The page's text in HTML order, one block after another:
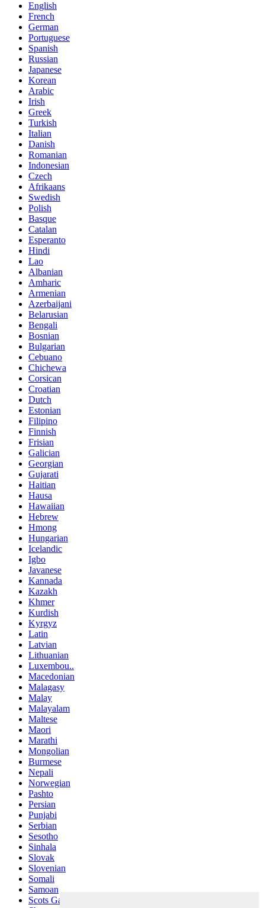
English
French
German
Portuguese
Spanish
Russian
Japanese
Korean
Arabic
Irish
Greek
Turkish
Italian
Danish
Romanian
Indonesian
Czech
Afrikaans
Swedish
Polish
Basque
Catalan
Esperanto
Hindi
Lao
Albanian
Amharic
Armenian
Azerbaijani
Belarusian
Bengali
Bosnian
Bulgarian
Cebuano
Chichewa
Corsican
Croatian
Dutch
Estonian
Filipino
Finnish
Frisian
Galician
Georgian
Gujarati
Haitian
Hausa
Hawaiian
Hebrew
Hmong
Hungarian
Icelandic
Igbo
Javanese
Kannada
Kazakh
Khmer
Kurdish
Kyrgyz
Latin
Latvian
Lithuanian
Luxembou..
Macedonian
Malagasy
Malay
Malayalam
Maltese
Maori
Marathi
Mongolian
Burmese
Nepali
Norwegian
Pashto
Persian
Punjabi
Serbian
Sesotho
Sinhala
Slovak
Slovenian
Somali
Samoan
Scots Gaelic